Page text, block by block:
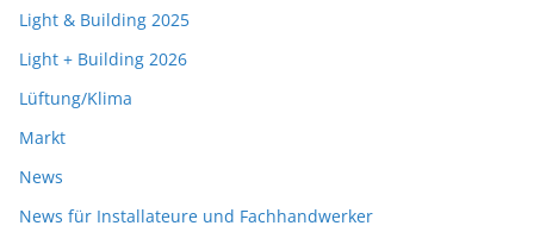
Light & Building 2025
Light + Building 2026
Lüftung/Klima
Markt
News
News für Installateure und Fachhandwerker